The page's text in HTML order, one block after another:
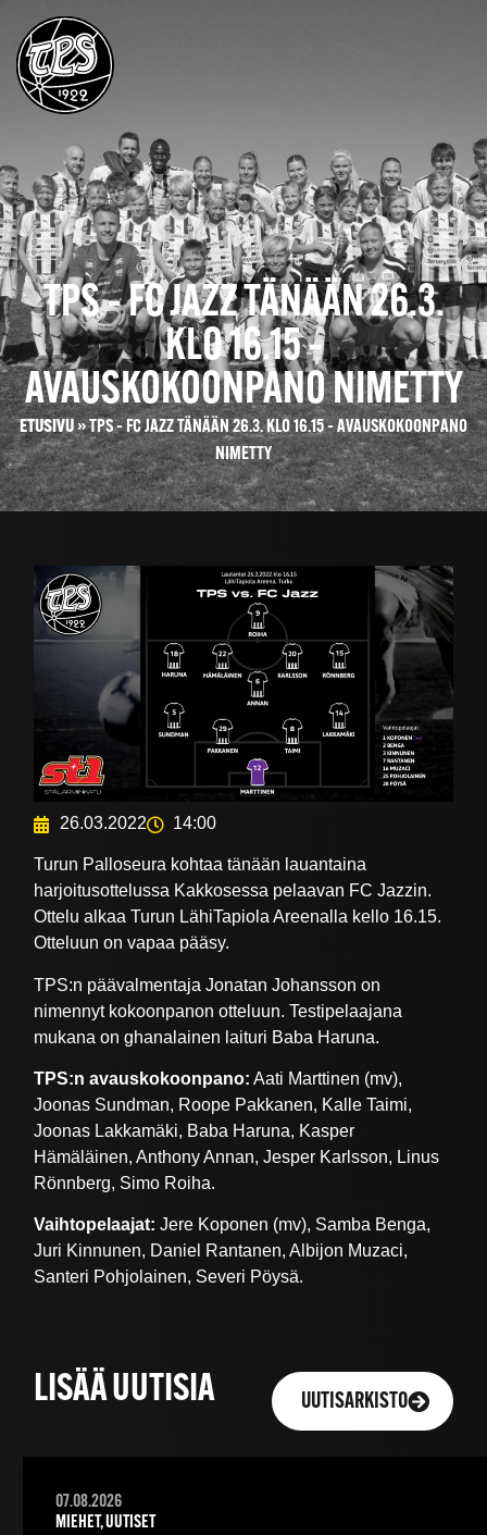
TPS – FC JAZZ TÄNÄÄN 26.3.
KLO 16.15 –
AVAUSKOKOONPANO NIMETTY
ETUSIVU»TPS – FC JAZZ TÄNÄÄN 26.3. KLO 16.15 – AVAUSKOKOONPANO
NIMETTY
26.03.2022 14:00
Turun Palloseura kohtaa tänään lauantaina
harjoitusottelussa Kakkosessa pelaavan FC Jazzin.
Ottelu alkaa Turun LähiTapiola Areenalla kello 16.15.
Otteluun on vapaa pääsy.
TPS:n päävalmentaja Jonatan Johansson on
nimennyt kokoonpanon otteluun. Testipelaajana
mukana on ghanalainen laituri Baba Haruna.
TPS:n avauskokoonpano: Aati Marttinen (mv),
Joonas Sundman, Roope Pakkanen, Kalle Taimi,
Joonas Lakkamäki, Baba Haruna, Kasper
Hämäläinen, Anthony Annan, Jesper Karlsson, Linus
Rönnberg, Simo Roiha.
Vaihtopelaajat: Jere Koponen (mv), Samba Benga,
Juri Kinnunen, Daniel Rantanen, Albijon Muzaci,
Santeri Pohjolainen, Severi Pöysä.
LISÄÄ UUTISIA UUTISARKISTO
07.08.2026
MIEHET, UUTISET